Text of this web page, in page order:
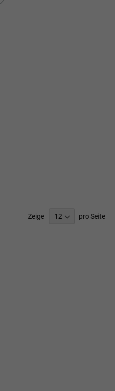
Zeige
pro Seite